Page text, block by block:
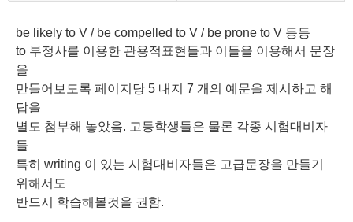
be likely to V / be compelled to V / be prone to V 등등
to 부정사를 이용한 관용적표현들과 이들을 이용해서 문장
을
만들어보도록 페이지당 5 내지 7 개의 예문을 제시하고 해
답을
별도 첨부해 놓았음. 고등학생들은 물론 각종 시험대비자
들
특히 writing 이 있는 시험대비자들은 고급문장을 만들기
위해서도
반드시 학습해볼것을 권함.